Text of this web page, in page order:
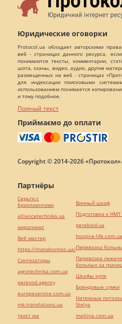
Юридические оговорки
Protocol.ua обладает авторскими
веб - страницах данного ресурса,
понимаются тексты, комментарии,
шота, сканы, видео, аудио, другие
размещенных на веб - страницах
для индексации поисковыми
использованием понимается
и тому подобное.
Полный текст
Приймаємо до оплати
Copyright © 2014-2026
Партнёры
Серьги с
бриллиантами
alliancetechnika.ua
миралинкс
Веб мастер
https://motokosmos.ua/
Синтезаторы
agrotechnika.com.ua
perevod.agency
europeservice.com.ua
mk-translations.ua
текст юа
Винный шкаф
Подготовка к
pereklad.ua
hospice-
Перевозка
Перевозка
больных за
Шкафы купе
Брендовые сумки
Натяжные
Stelya
maltina.com.ua